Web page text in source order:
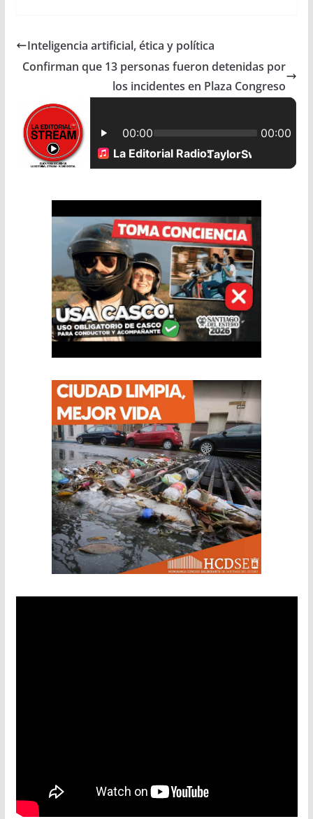
e
o
o
k
t
p
p
i
r
Inteligencia artificial, ética y política
Confirman que 13 personas fueron detenidas por
los incidentes en Plaza Congreso